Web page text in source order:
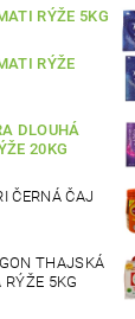
RÝŽE 5KG
RÝŽE
DLOUHÁ
20KG
ČERNÁ ČAJ
THAJSKÁ
5KG